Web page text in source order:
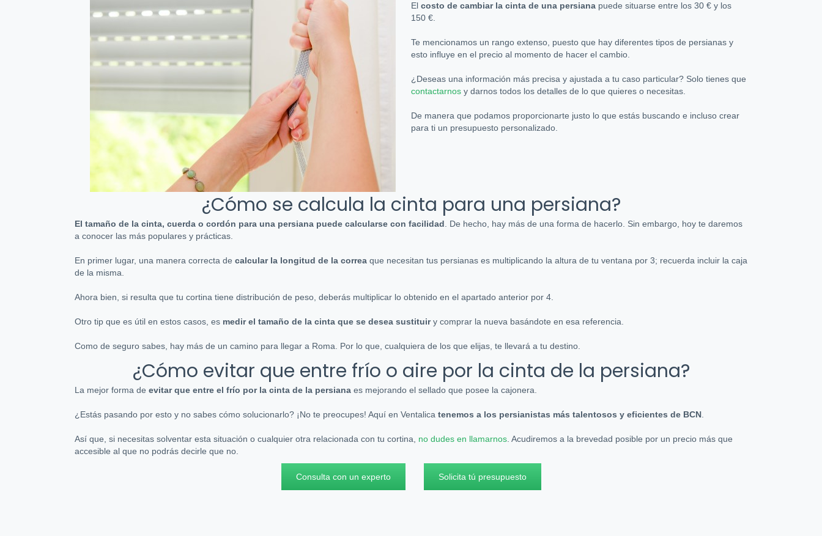
El costo de cambiar la cinta de una persiana puede situarse entre los 30 € y los
150 €.
Te mencionamos un rango extenso, puesto que hay diferentes tipos de persianas y
esto influye en el precio al momento de hacer el cambio.
¿Deseas una información más precisa y ajustada a tu caso particular? Solo tienes que
contactarnos y darnos todos los detalles de lo que quieres o necesitas.
De manera que podamos proporcionarte justo lo que estás buscando e incluso crear
para ti un presupuesto personalizado.
¿Cómo se calcula la cinta para una persiana?
El tamaño de la cinta, cuerda o cordón para una persiana puede calcularse con facilidad . De hecho, hay más de una forma de hacerlo. Sin embargo, hoy te daremos
a conocer las más populares y prácticas.
En primer lugar, una manera correcta de calcular la longitud de la correa que necesitan tus persianas es multiplicando la altura de tu ventana por 3; recuerda incluir la caja
de la misma.
Ahora bien, si resulta que tu cortina tiene distribución de peso, deberás multiplicar lo obtenido en el apartado anterior por 4.
Otro tip que es útil en estos casos, es medir el tamaño de la cinta que se desea sustituiry comprar la nueva basándote en esa referencia.
Como de seguro sabes, hay más de un camino para llegar a Roma. Por lo que, cualquiera de los que elijas, te llevará a tu destino.
¿Cómo evitar que entre frío o aire por la cinta de la persiana?
La mejor forma de evitar que entre el frío por la cinta de la persiana es mejorando el sellado que posee la cajonera.
¿Estás pasando por esto y no sabes cómo solucionarlo? ¡No te preocupes! Aquí en Ventalica tenemos a los persianistas más talentosos y eficientes de BCN
Así que, si necesitas solventar esta situación o cualquier otra relacionada con tu cortina, no dudes en llamarnos . Acudiremos a la brevedad posible por un precio más que
accesible al que no podrás decirle que no.
Consulta con un experto Solicita tú presupuesto